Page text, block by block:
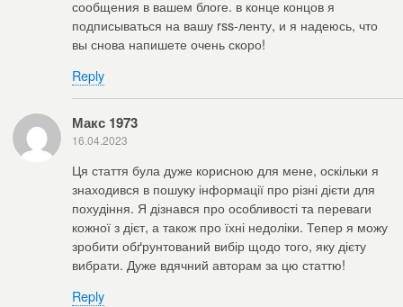
сообщения в вашем блоге. в конце концов я
подписываться на вашу rss-ленту, и я надеюсь, что
вы снова напишете очень скоро!
Reply
Макс 1973
16.04.2023
Ця стаття була дуже корисною для мене, оскільки я
знаходився в пошуку інформації про різні дієти для
похудіння. Я дізнався про особливості та переваги
кожної з дієт, а також про їхні недоліки. Тепер я можу
зробити обґрунтований вибір щодо того, яку дієту
вибрати. Дуже вдячний авторам за цю статтю!
Reply